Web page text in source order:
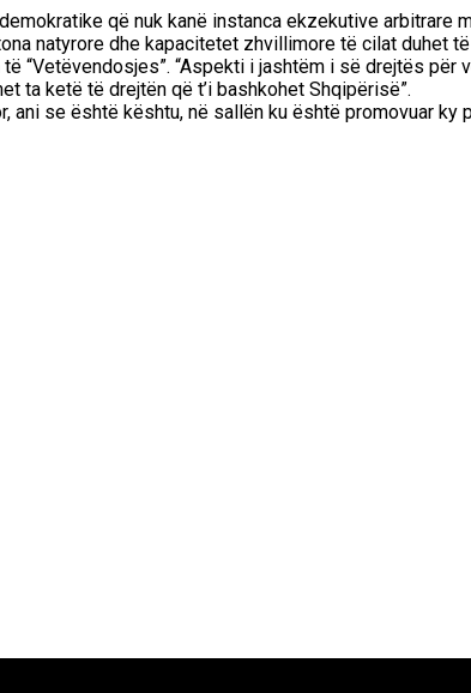
që nuk kanë instanca ekzekutive arbitrare
natyrore dhe kapacitetet zhvillimore të cilat duhet
“Vetëvendosjes”. “Aspekti i jashtëm i së drejtës për
ta ketë të drejtën që t’i bashkohet Shqipërisë”.
se është kështu, në sallën ku është promovuar ky